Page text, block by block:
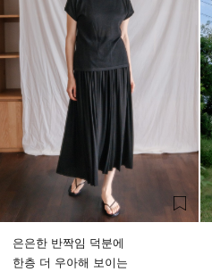
은은한 반짝임 덕분에
한층 더 우아해 보이는